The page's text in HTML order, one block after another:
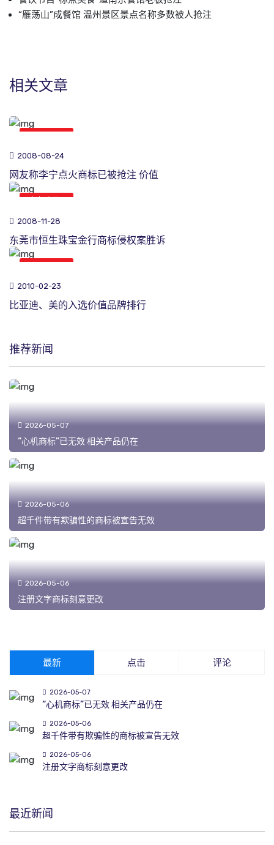
“雁荡山”成餐馆 温州景区景点名称多数被人抢注
相关文章
2008-08-24
网友称李宁点火商标已被抢注 价值
2008-11-28
东莞市恒生珠宝金行商标侵权案胜诉
2010-02-23
比亚迪、美的入选价值品牌排行
推荐新闻
2026-05-07
“心机商标”已无效 相关产品仍在
2026-05-06
超千件带有欺骗性的商标被宣告无效
2026-05-06
注册文字商标刻意更改
最新 点击 评论
2026-05-07
“心机商标”已无效 相关产品仍在
2026-05-06
超千件带有欺骗性的商标被宣告无效
2026-05-06
注册文字商标刻意更改
最近新闻